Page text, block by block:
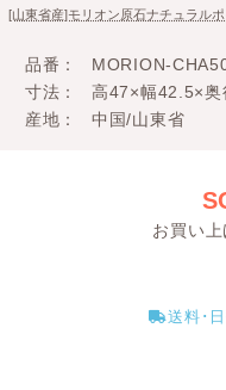
[山東省産]モリオン原石ナチュラルポ
品番
MORION-
寸法
高47×幅42.5×奥
産地
中国/山東省
お買い
送料･